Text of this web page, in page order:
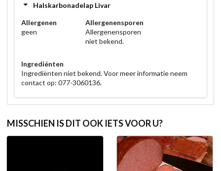
Halskarbonadelap Livar
Allergenen
geen
Allergenensporen
Allergenensporen
niet bekend.
Ingrediënten
Ingrediënten niet bekend. Voor meer informatie neem
contact op: 077-3060136.
MISSCHIEN IS DIT OOK IETS VOOR U?